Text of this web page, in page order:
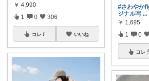
￥ 4,990
1 0 306
コレ いいね
#さわやか
ジナル写 ...
￥ 1,695
1 0
コレ